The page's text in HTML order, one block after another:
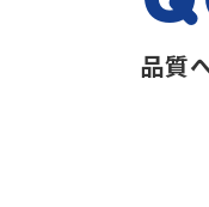
品質